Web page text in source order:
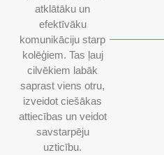
atklātāku un
efektīvāku
komunikāciju starp
kolēģiem. Tas ļauj
cilvēkiem labāk
saprast viens otru,
izveidot ciešākas
attiecības un veidot
savstarpēju
uzticību.